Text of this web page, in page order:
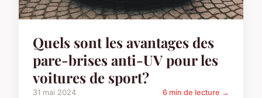
Quels sont les avantages des
pare-brises anti-UV pour les
voitures de sport?
31 mai 2024 6 min de lecture →